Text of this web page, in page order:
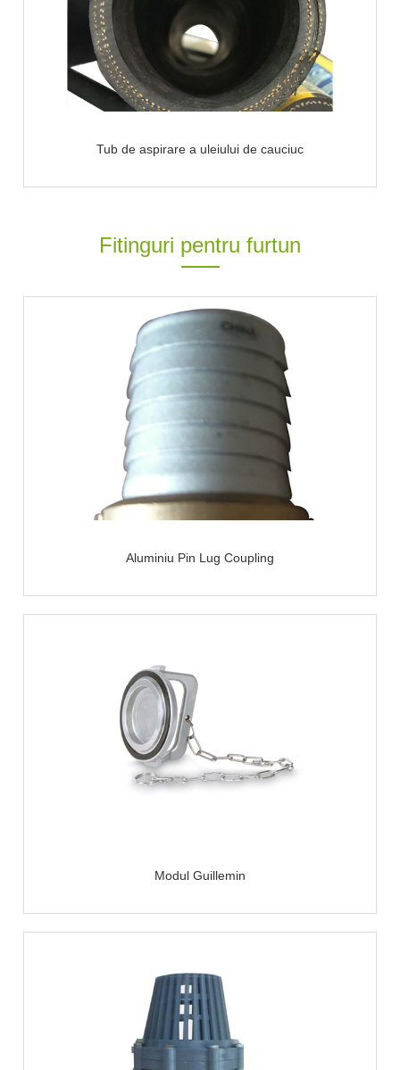
Tub de aspirare a uleiului de cauciuc
Fitinguri pentru furtun
Aluminiu Pin Lug Coupling
Modul Guillemin